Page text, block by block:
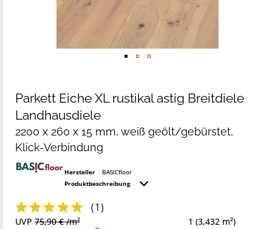
Parkett Eiche XL rustikal astig Breitdiele
Landhausdiele
2200 x 260 x 15 mm, weiß geölt/gebürstet,
Klick-Verbindung
Hersteller
BASICfloor
Produktbeschreibung
(1)
1 (3,432 m²)
UVP 75,90 € /m²